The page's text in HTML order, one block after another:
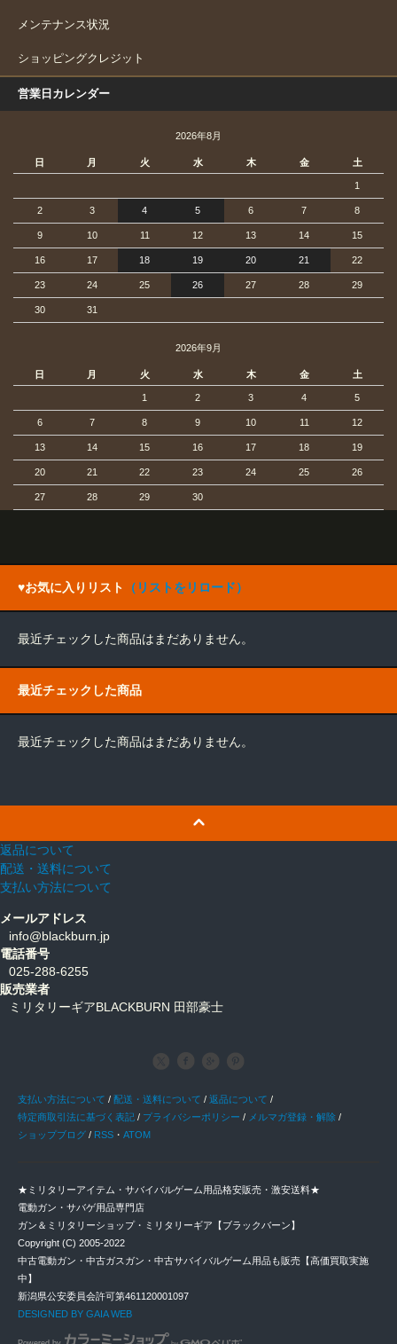
メンテナンス状況
ショッピングクレジット
営業日カレンダー
2026年8月
日 月 火 水 木 金 土
1
2 3 4 5 6 7 8
9 10 11 12 13 14 15
16 17 18 19 20 21 22
23 24 25 26 27 28 29
30 31
2026年9月
日 月 火 水 木 金 土
1 2 3 4 5
6 7 8 9 10 11 12
13 14 15 16 17 18 19
20 21 22 23 24 25 26
27 28 29 30
♥お気に入りリスト （リストをリロード）
最近チェックした商品はまだありません。
最近チェックした商品
最近チェックした商品はまだありません。
返品について
配送・送料について
支払い方法について
メールアドレス
info@blackburn.jp
電話番号
025-288-6255
販売業者
ミリタリーギアBLACKBURN 田部豪士
支払い方法について / 配送・送料について / 返品について /
特定商取引法に基づく表記 / プライバシーポリシー / メルマガ登録・解除 /
ショップブログ / RSS ・ ATOM
★ミリタリーアイテム・サバイバルゲーム用品格安販売・激安送料★
電動ガン・サバゲ用品専門店
ガン＆ミリタリーショップ・ミリタリーギア【ブラックバーン】
Copyright (C) 2005-2022
中古電動ガン・中古ガスガン・中古サバイバルゲーム用品も販売【高価買取実施
中】
新潟県公安委員会許可第461120001097
DESIGNED BY GAIA WEB